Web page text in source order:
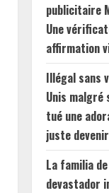
publicitaire
Une
affirmation
Illégal sans
Unis malgré
tué une
juste
La familia
devastador